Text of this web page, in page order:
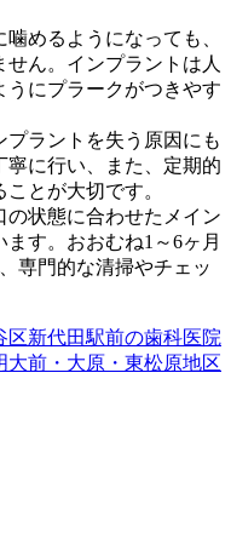
めるようになっても、
ん。インプラントは人
うにプラークがつきやす
ラントを失う原因にも
寧に行い、また、定期的
とが大切です。
の状態に合わせたメイン
す。おおむね1～6ヶ月
専門的な清掃やチェッ